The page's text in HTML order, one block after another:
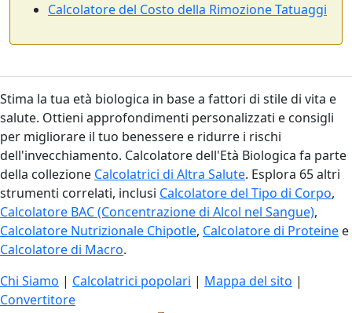
Calcolatore del Costo della Rimozione Tatuaggi
Stima la tua età biologica in base a fattori di stile di vita e
salute. Ottieni approfondimenti personalizzati e consigli
per migliorare il tuo benessere e ridurre i rischi
dell'invecchiamento. Calcolatore dell'Età Biologica fa parte
della collezione Calcolatrici di Altra Salute. Esplora 65 altri
strumenti correlati, inclusi Calcolatore del Tipo di Corpo,
Calcolatore BAC (Concentrazione di Alcol nel Sangue),
Calcolatore Nutrizionale Chipotle, Calcolatore di Proteine e
Calcolatore di Macro.
Chi Siamo | Calcolatrici popolari | Mappa del sito |
Convertitore